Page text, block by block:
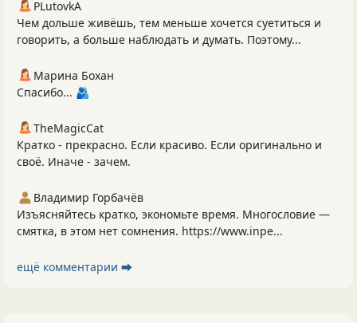
PLutоvkА
Чем дольше живёшь, тем меньше хочется суетиться и
говорить, а больше наблюдать и думать. Поэтому...
Марина Бохан
Спасибо... 🫂
TheMagicCat
Кратко - прекрасно. Если красиво. Если оригинально и
своё. Иначе - зачем.
Владимир Горбачёв
Изъясняйтесь кратко, экономьте время. Многословие —
смятка, в этом нет сомнения. https://www.inpe...
ещё комментарии ⮕